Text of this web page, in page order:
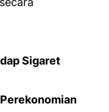
Sigaret